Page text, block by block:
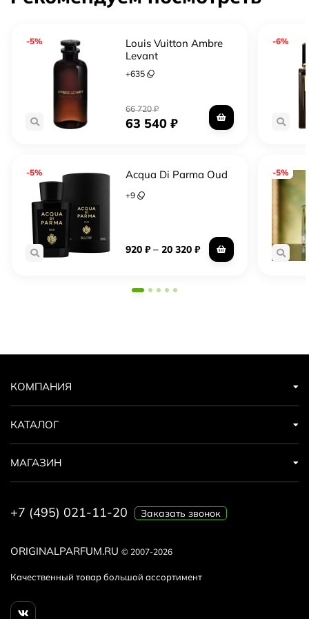
-5%
Louis Vuitton Ambre
Levant
+635
66 720₽
63 540₽
-5% Acqua Di Parma Oud
+9
920₽–20 320₽
-6%
-5%
ORIGINALPARFUM.RU © 2007-2026
Качественный товар большой ассортимент
КОМПАНИЯ
КАТАЛОГ
МАГАЗИН
+7 (495) 021-11-20 Заказать звонок